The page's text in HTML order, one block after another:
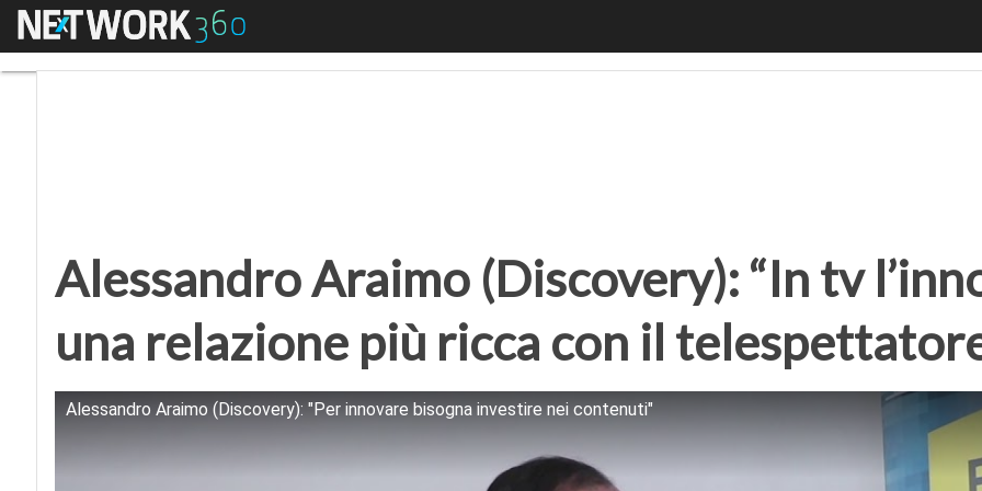
Menu Alessandro Araimo (Discovery): “In tv l’innovazione passa da una relazione più
Alessandro Araimo (Discovery): “In tv
una relazione più ricca con il
Alessandro Araimo (Discovery): "Per innovare bisogna investire nei contenuti"